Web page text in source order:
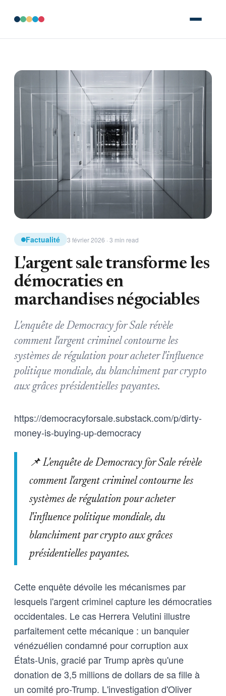
Factualité 3 février 2026 · 3 min read
L'argent sale transforme les
démocraties en
marchandises négociables
L'enquête de Democracy for Sale révèle
comment l'argent criminel contourne les
systèmes de régulation pour acheter l'influence
politique mondiale, du blanchiment par crypto
aux grâces présidentielles payantes.
https://democracyforsale.substack.com/p/dirty-
money-is-buying-up-democracy
📌 L'enquête de Democracy for Sale révèle
comment l'argent criminel contourne les
systèmes de régulation pour acheter
l'influence politique mondiale, du
blanchiment par crypto aux grâces
présidentielles payantes.
Cette enquête dévoile les mécanismes par
lesquels l'argent criminel capture les démocraties
occidentales. Le cas Herrera Velutini illustre
parfaitement cette mécanique : un banquier
vénézuélien condamné pour corruption aux
États-Unis, gracié par Trump après qu'une
donation de 3,5 millions de dollars de sa fille à
un comité pro-Trump. L'investigation d'Oliver